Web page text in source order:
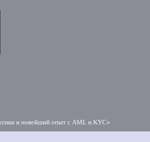
и новейший опыт с AML и KYC»